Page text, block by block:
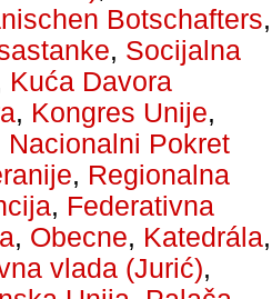
Botschafters,
, Socijalna
Kuća Davora
, Kongres Unije,
Nacionalni Pokret
, Regionalna
, Federativna
, Obecne, Katedrála,
vlada (Jurić),